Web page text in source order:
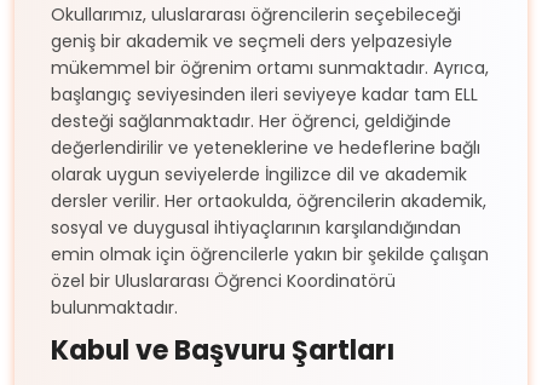
Okullarımız, uluslararası öğrencilerin seçebileceği
geniş bir akademik ve seçmeli ders yelpazesiyle
mükemmel bir öğrenim ortamı sunmaktadır. Ayrıca,
başlangıç seviyesinden ileri seviyeye kadar tam ELL
desteği sağlanmaktadır. Her öğrenci, geldiğinde
değerlendirilir ve yeteneklerine ve hedeflerine bağlı
olarak uygun seviyelerde İngilizce dil ve akademik
dersler verilir. Her ortaokulda, öğrencilerin akademik,
sosyal ve duygusal ihtiyaçlarının karşılandığından
emin olmak için öğrencilerle yakın bir şekilde çalışan
özel bir Uluslararası Öğrenci Koordinatörü
bulunmaktadır.
Kabul ve Başvuru Şartları